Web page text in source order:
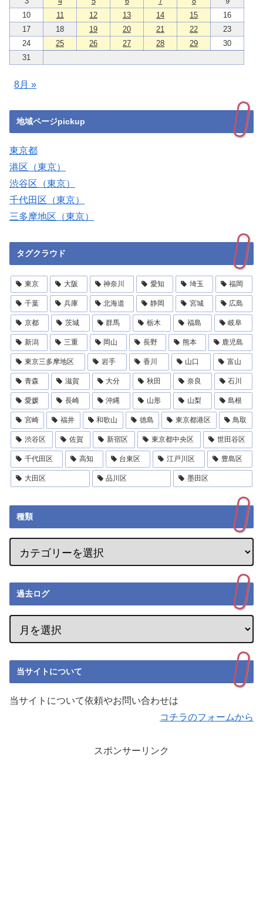
10
11 12 13 14 15
16
17
18 19 20 21 22
23
24
25 26 27 28 29
30
31
8月 »
地域ページpickup
東京都
港区（東京）
渋谷区（東京）
千代田区（東京）
三多摩地区（東京）
タグクラウド
東京 大阪 神奈川 愛知 埼玉 福岡
千葉 兵庫 北海道 静岡 宮城 広島
京都 茨城 群馬 栃木 福島 岐阜
新潟 三重 岡山 長野 熊本 鹿児島
東京三多摩地区 岩手 香川 山口 富山
青森 滋賀 大分 秋田 奈良 石川
愛媛 長崎 沖縄 山形 山梨 島根
宮崎 福井 和歌山 徳島 東京都港区 鳥取
渋谷区 佐賀 新宿区 東京都中央区 世田谷区
千代田区 高知 台東区 江戸川区 豊島区
大田区 品川区 墨田区
種類
過去ログ
当サイトについて
当サイトについて依頼やお問い合わせは
コチラのフォームから
スポンサーリンク